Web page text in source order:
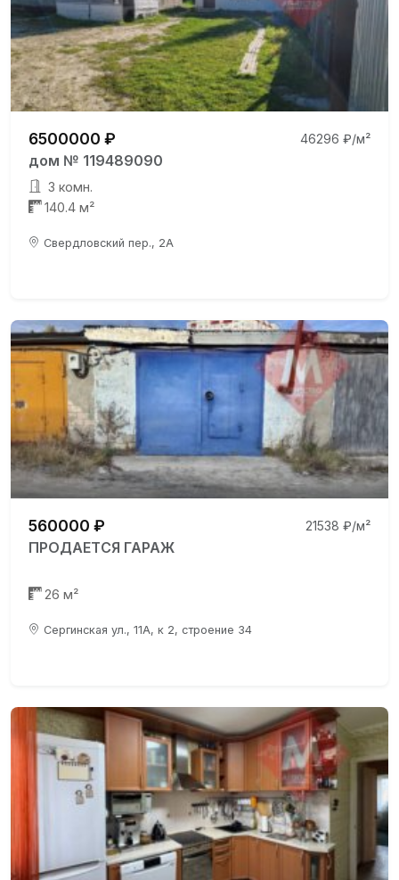
6500000 ₽ 46296 ₽/м²
дом № 119489090
3 комн.
140.4 м²
Свердловский пер., 2А
560000 ₽ 21538 ₽/м²
ПРОДАЕТСЯ ГАРАЖ
26 м²
Сергинская ул., 11А, к 2, строение 34